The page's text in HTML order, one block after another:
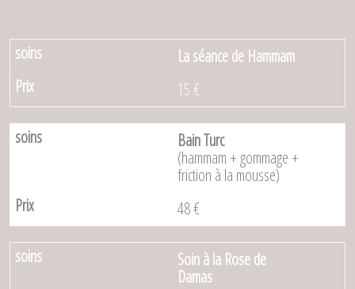
La séance de Hammam
15 €
Bain Turc
(hammam + gommage +
friction à la mousse)
48 €
Soin à la Rose de
Damas